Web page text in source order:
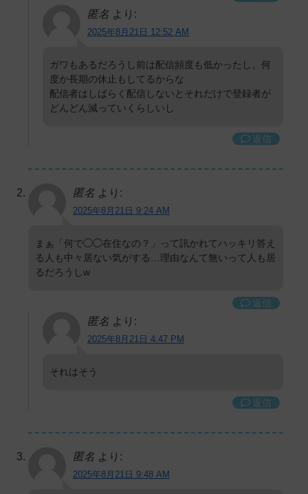
匿名 より:
2025年8月21日 12:52 AM
ガワもあるだろうし前は配信頻度も低かったし、何
度か長期の休止もしてるからな
配信者はしばらく配信しないとそれだけで登録者が
どんどん減っていくらしいし
返信
匿名 より:
2025年8月21日 9:24 AM
まぁ「何で◯◯在住なの？」って訊かれてハッキリ答え
る人も中々居ない気がする…理由なんて無いって人も居
るだろうしw
返信
匿名 より:
2025年8月21日 4:47 PM
それはそう
返信
匿名 より:
2025年8月21日 9:48 AM